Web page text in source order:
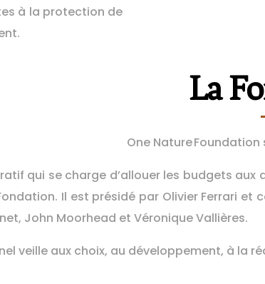
à la protection de
La
One Nature Foundation
qui se charge d’allouer les budgets
Il est présidé par Olivier Ferrari
John Moorhead et Véronique Vallières.
veille aux choix, au développement, à la